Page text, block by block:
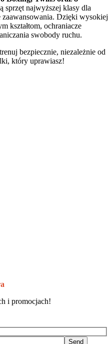
sprzęt najwyższej klasy dla
Dzięki wysokiej
kształtom, ochraniacze
swobody ruchu.
bezpiecznie, niezależnie od
który uprawiasz!
i promocjach!
Send